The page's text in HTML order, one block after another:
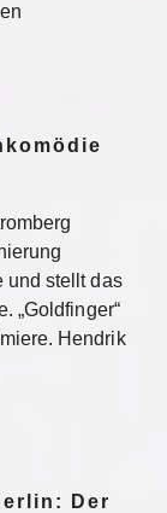
und stellt das
„Goldfinger“
Hendrik
Der